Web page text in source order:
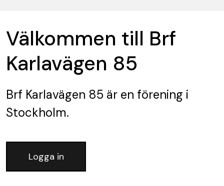
Välkommen till Brf
Karlavägen 85
Brf Karlavägen 85 är en förening i
Stockholm.
Logga in